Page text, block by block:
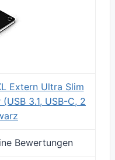
Extern Ultra Slim
3.1, USB-C, 2
Bewertungen